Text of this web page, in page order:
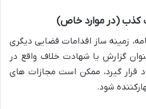
کذب (در موارد خاص)
زمینه ساز اقدامات قضایی دیگری
گزارش یا شهادت خلاف واقع در
قرار گیرد، ممکن است مجازات های
شود.